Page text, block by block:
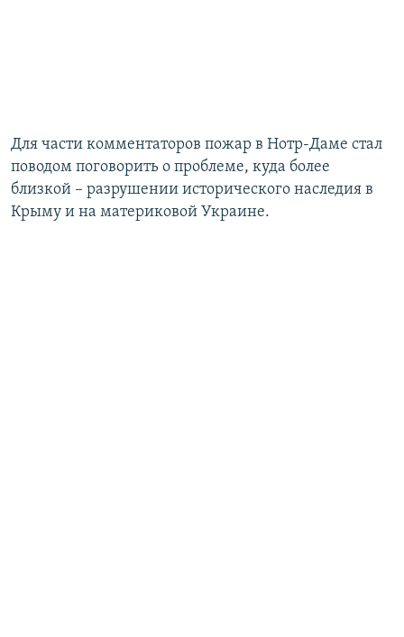
Для части комментаторов пожар в Нотр-Даме стал
поводом поговорить о проблеме, куда более
близкой – разрушении исторического наследия в
Крыму и на материковой Украине.